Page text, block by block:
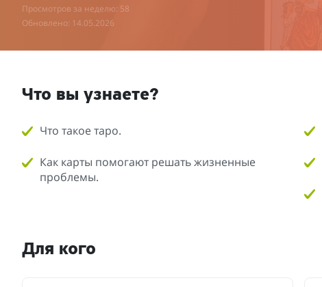
Просмотров за неделю: 58
Обновлено: 14.05.2026
Что вы узнаете?
Что такое таро.
Как карты помогают решать жизненные
проблемы.
Для кого